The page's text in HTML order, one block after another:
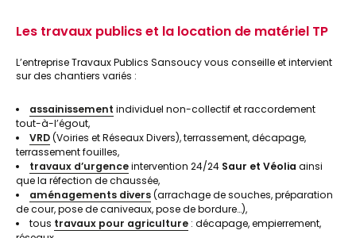
Les travaux publics et la location de matériel TP
L’entreprise Travaux Publics Sansoucy vous conseille et intervient
sur des chantiers variés :
assainissement individuel non-collectif et raccordement
tout-à-l’égout,
VRD(Voiries et Réseaux Divers), terrassement, décapage,
terrassement fouilles,
travaux d’urgenceintervention 24/24 Saur et Véolia ainsi
que la réfection de chaussée,
aménagements divers(arrachage de souches, préparation
de cour, pose de caniveaux, pose de bordure…),
tous travaux pour agriculture : décapage, empierrement,